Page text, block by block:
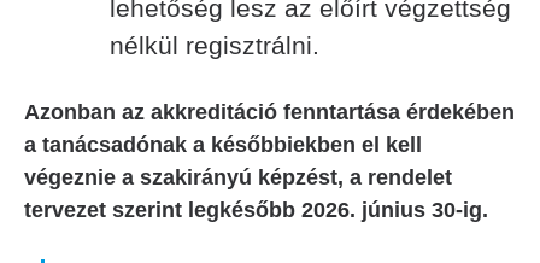
lehetőség lesz az előírt végzettség
nélkül regisztrálni.
Azonban az akkreditáció fenntartása érdekében
a tanácsadónak a későbbiekben el kell
végeznie a szakirányú képzést, a rendelet
tervezet szerint legkésőbb 2026. június 30-ig.